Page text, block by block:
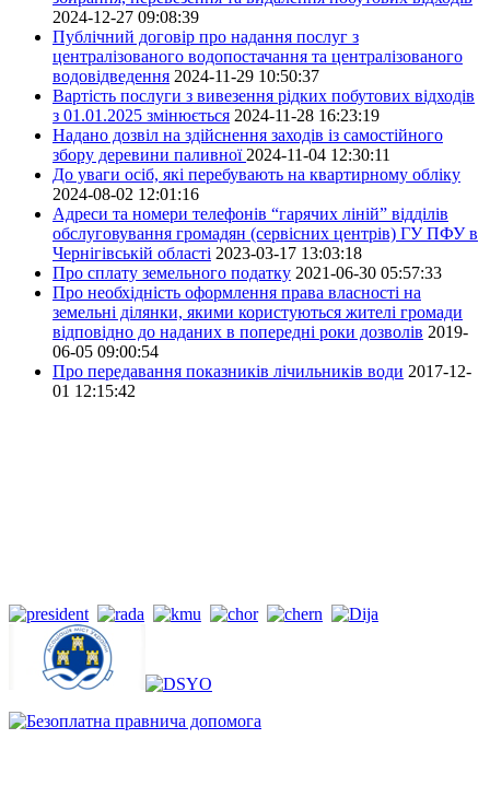
2024-12-27 09:08:39
Публічний договір про надання послуг з
централізованого водопостачання та централізованого
водовідведення 2024-11-29 10:50:37
Вартість послуги з вивезення рідких побутових відходів
з 01.01.2025 змінюється 2024-11-28 16:23:19
Надано дозвіл на здійснення заходів із самостійного
збору деревини паливної 2024-11-04 12:30:11
До уваги осіб, які перебувають на квартирному обліку
2024-08-02 12:01:16
Адреси та номери телефонів “гарячих ліній” відділів
обслуговування громадян (сервісних центрів) ГУ ПФУ в
Чернігівській області 2023-03-17 13:03:18
Про сплату земельного податку 2021-06-30 05:57:33
Про необхідність оформлення права власності на
земельні ділянки, якими користуються жителі громади
відповідно до наданих в попередні роки дозволів 2019-
06-05 09:00:54
Про передавання показників лічильників води 2017-12-
01 12:15:42